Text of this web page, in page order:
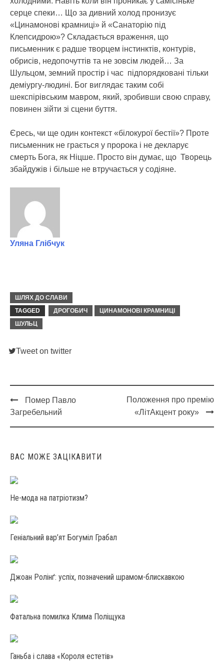
серце спеки… Що за дивний холод пронизує
«Цинамонові крамниці» й «Санаторію під
Клепсидрою»? Складається враження, що
письменник є радше творцем інстинктів, контурів,
обрисів, недопочуттів та не зовсім людей… За
Шульцом, земний простір і час підпорядковані тільки
деміургу-людині. Бог виглядає таким собі
шекспірівським мавром, який, зробивши свою справу,
повинен зійти зі сцени буття.
Єресь, чи ще один контекст «білокурої бестії»? Проте
письменник не грається у пророка і не декларує
смерть Бога, як Ніцше. Просто він думає, що Творець
збайдужів і більше не втручається у содіяне.
Уляна Глібчук
ШЛЯХ ДО СЛАВИ
TAGGED
ДРОГОБИЧ
ЦИНАМОНОВІ КРАМНИЦІ
ШУЛЬЦ
Tweet on twitter
Post
navigation
Помер Павло
Загребельний
Положення про премію
«ЛітАкцент року»
ВАС МОЖЕ ЗАЦІКАВИТИ
Не-мода на патріотизм?
Геніальний вар’ят Богуміл Грабал
Джоан Ролінґ: успіх, позначений шрамом-блискавкою
Фатальна помилка Клима Поліщука
Ганьба і слава «Короля естетів»